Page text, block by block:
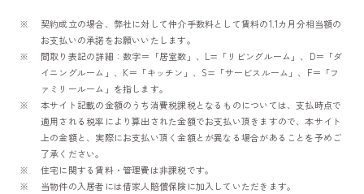
契約成立の場合、弊社に対して仲介手数料として賃料の1.1カ月分相当額の
お支払いの承諾をお願いいたします。
間取り表記の詳細：数字＝「居室数」、L=「リビングルーム」、D＝「ダ
イニングルーム」、K＝「キッチン」、S=「サービスルーム」、F＝「フ
ァミリールーム」を指します。
本サイト記載の金額のうち消費税課税となるものについては、支払時点で
適用される税率により算出された金額でお支払い頂きますので、本サイト
上の金額と、実際にお支払い頂く金額とが異なる場合があることを予めご
了承ください。
住宅に関する賃料・管理費は非課税です。
当物件の入居者には借家人賠償保険に加入していただきます。